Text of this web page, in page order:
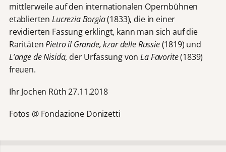
mittlerweile auf den internationalen Opernbühnen
etablierten Lucrezia Borgia(1833), die in einer
revidierten Fassung erklingt, kann man sich auf die
RaritätenPietro il Grande, kzar delle Russie(1819) und
L’ange de Nisida, der Urfassung vonLa Favorite(1839)
freuen.
Ihr Jochen Rüth 27.11.2018
Fotos @ Fondazione Donizetti